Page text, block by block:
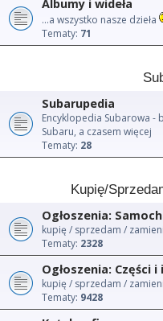
Albumy i wideła
...a wszystko nasze dzieła
Tematy: 71
Subarupedia
Encyklopedia Subarowa -
Subaru, a czasem więcej
Tematy: 28
Kupię/
Ogłoszenia:
kupię / sprzedam /
Tematy: 2328
Ogłoszenia: Części i
kupię / sprzedam /
Tematy: 9428